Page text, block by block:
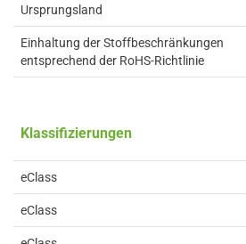
Ursprungsland
Einhaltung der Stoffbeschränkungen
entsprechend der RoHS-Richtlinie
Klassifizierungen
eClass
eClass